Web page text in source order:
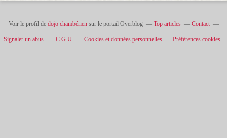
Voir le profil de dojo chambériensur le portail Overblog Top articles Contact
Signaler un abus C.G.U. Cookies et données personnelles Préférences cookies